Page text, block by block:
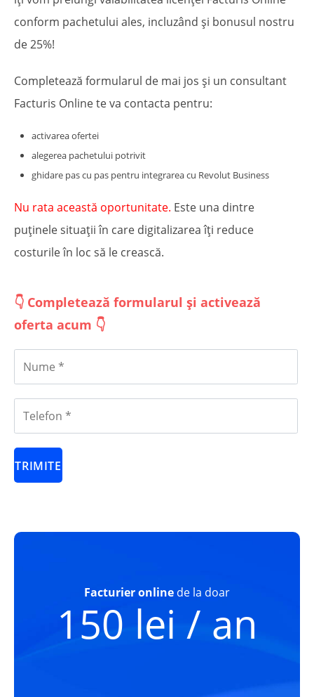
conform pachetului ales, incluzând și bonusul nostru
de 25%!
Completează formularul de mai jos și un consultant
Facturis Online te va contacta pentru:
activarea ofertei
alegerea pachetului potrivit
ghidare pas cu pas pentru integrarea cu Revolut Business
Nu rata această oportunitate. Este una dintre
puținele situații în care digitalizarea îți reduce
costurile în loc să le crească.
👇 Completează formularul și activează
oferta acum 👇
Facturier online de la doar
150 lei / an